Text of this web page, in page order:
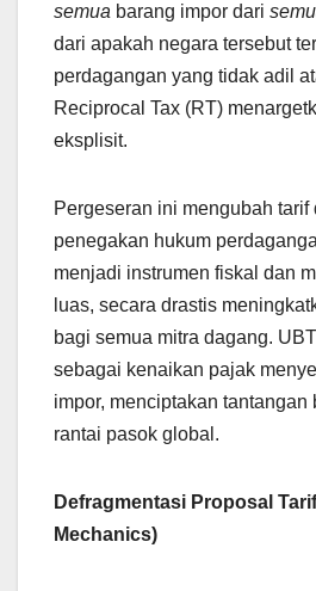
semua barang impor dari
dari apakah negara tersebut
perdagangan yang tidak adil
Reciprocal Tax (RT)
eksplisit.
Pergeseran ini mengubah tarif
penegakan hukum
menjadi instrumen fiskal dan
luas, secara drastis
bagi semua mitra dagang.
sebagai kenaikan pajak
impor, menciptakan tantangan
rantai pasok global.
Defragmentasi Proposal
Mechanics)